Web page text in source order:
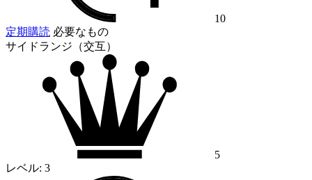
10
定期購読 必要なもの
サイドランジ（交互）
5
レベル: 3